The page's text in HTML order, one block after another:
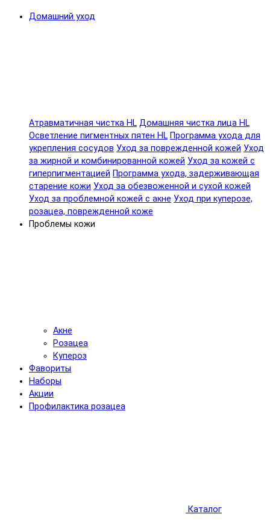
Домашний уход
Атравматичная чистка HL Домашняя чистка лица HL
Осветление пигментных пятен HL Программа ухода для
укрепления сосудов Уход за поврежденной кожей Уход
за жирной и комбинированной кожей Уход за кожей с
гиперпигментацией Программа ухода, задерживающая
старение кожи Уход за обезвоженной и сухой кожей
Уход за проблемной кожей с акне Уход при куперозе,
розацеа, поврежденной коже
Проблемы кожи
Акне
Розацеа
Купероз
Фавориты
Наборы
Акции
Профилактика розацеа
Каталог